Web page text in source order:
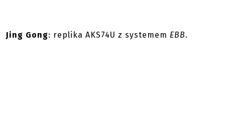
Jing Gong: replika AKS74U z systemem EBB.